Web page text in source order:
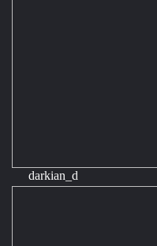
darkian_d